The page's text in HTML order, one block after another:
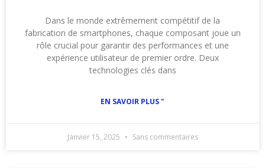
Dans le monde extrêmement compétitif de la
fabrication de smartphones, chaque composant joue un
rôle crucial pour garantir des performances et une
expérience utilisateur de premier ordre. Deux
technologies clés dans
EN SAVOIR PLUS "
Janvier 15, 2025 Sans commentaires